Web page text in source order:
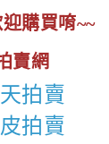
購買唷~~
賣網
拍賣
拍賣